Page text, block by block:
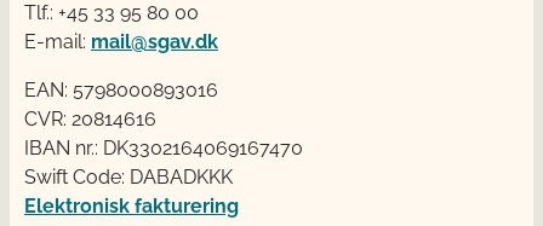
Tlf.: +45 33 95 80 00
E-mail: mail@sgav.dk
EAN: 5798000893016
CVR: 20814616
IBAN nr.: DK3302164069167470
Swift Code: DABADKKK
Elektronisk fakturering